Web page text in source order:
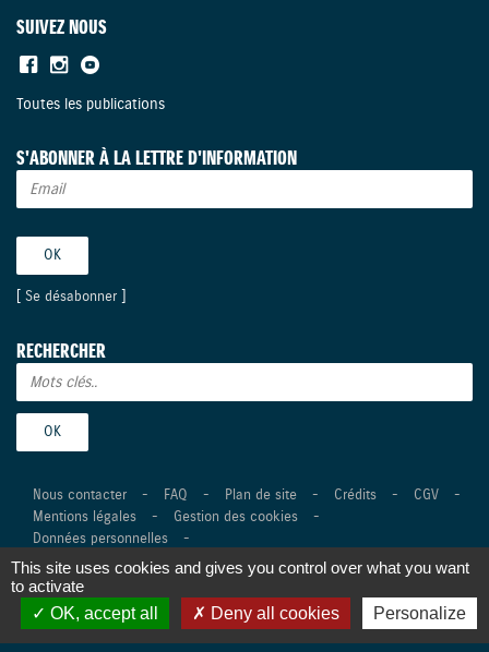
SUIVEZ NOUS
Toutes les publications
S'ABONNER À LA LETTRE D'INFORMATION
[ Se désabonner ]
RECHERCHER
Nous contacter - FAQ - Plan de site - Crédits - CGV
-
Mentions légales
- Gestion des cookies
-
Données personnelles
-
©Suzuki Marine 2026 Tous droits réservés -Réalisation Agence
Digitale Versio
This site uses cookies and gives you control over what you want
to activate
OK, accept all
Deny all cookies Personalize